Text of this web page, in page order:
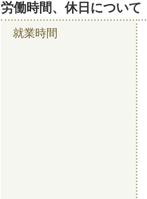
労働時間、休日について
就業時間